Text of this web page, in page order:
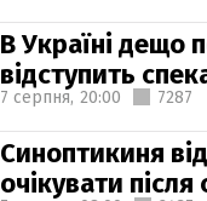
В Україні дещо
відступить
7 серпня, 20:00 7287
Синоптикиня
очікувати